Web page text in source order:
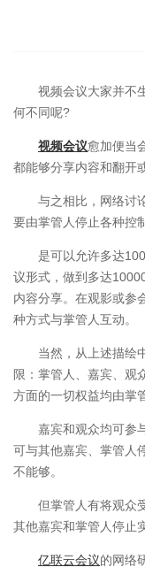
视频会议大家并不生
何不同呢?
视频会议愈加便当
都能够分享内容和翻开
与之相比，网络讨论
要由掌管人停止各种控
是可以允许多达100
议形式，做到多达
内容分享。在观影或参
种方式与掌管人互动。
当然，从上述描绘中
限：掌管人、嘉宾、观
方面的一切权益均由掌
嘉宾和观众均可参与
可与其他嘉宾、掌管人
不能够。
但掌管人有将观众受
其他嘉宾和掌管人停止
亿联云会议的网络